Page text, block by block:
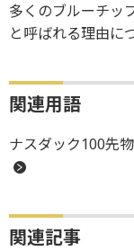
多くのブルーチッ
と呼ばれる理由に
関連用語
ナスダック100先物
関連記事